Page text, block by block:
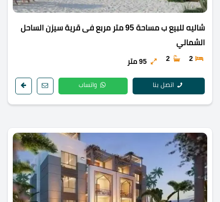
شاليه للبيع ب مساحة 95 متر مربع فى قرية سيزن الساحل
الشمالي
2
2 95 متر
اتصل بنا واتساب